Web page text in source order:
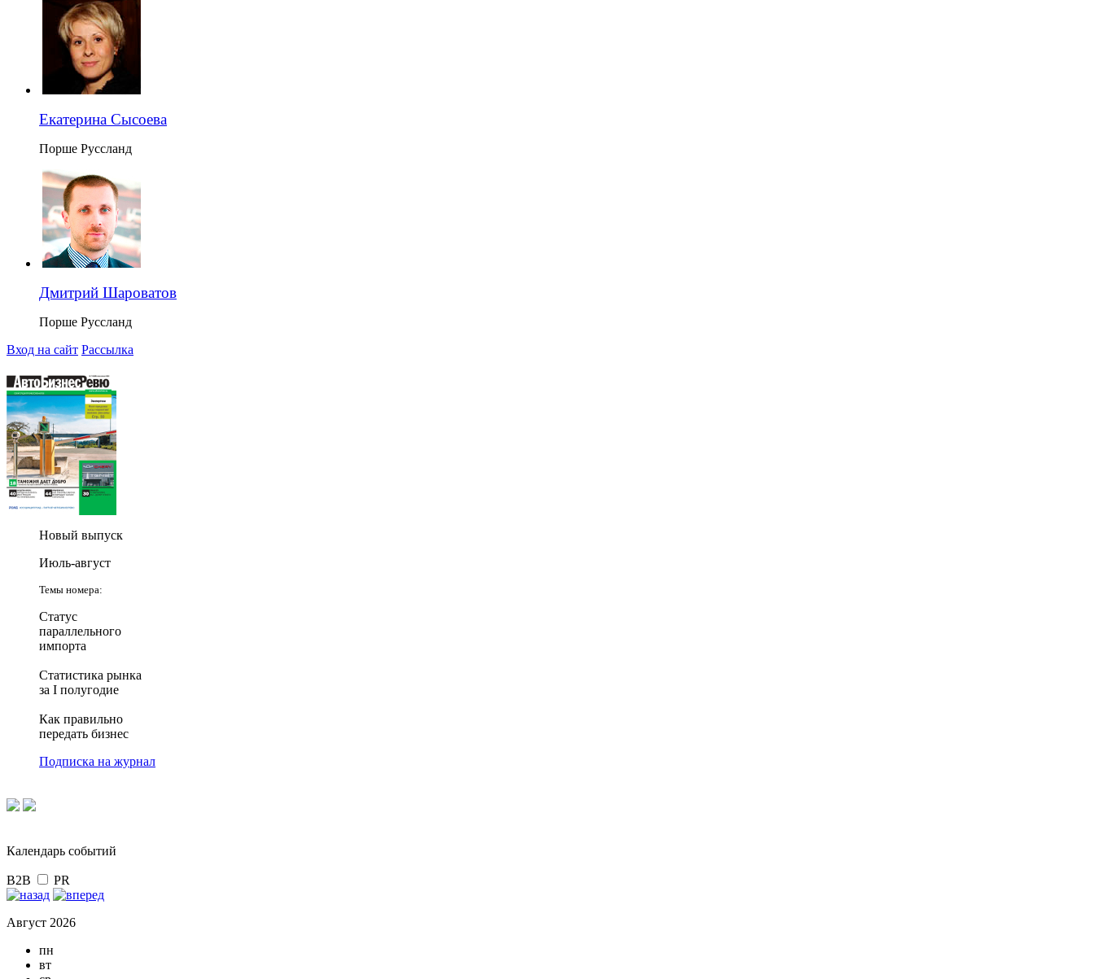
Екатерина Сысоева
Порше Руссланд
Дмитрий Шароватов
Порше Руссланд
Вход на сайт Рассылка
Новый выпуск
Июль-август
Темы номера:
Статус
параллельного
импорта
Статистика рынка
за I полугодие
Как правильно
передать бизнес
Подписка на журнал
Календарь событий
B2B PR
Август 2026
пн
вт